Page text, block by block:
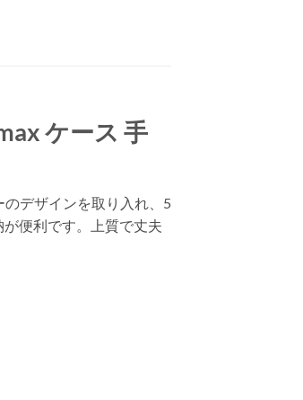
ケース 手
デザインを取り入れ、5
便利です。上質で丈夫